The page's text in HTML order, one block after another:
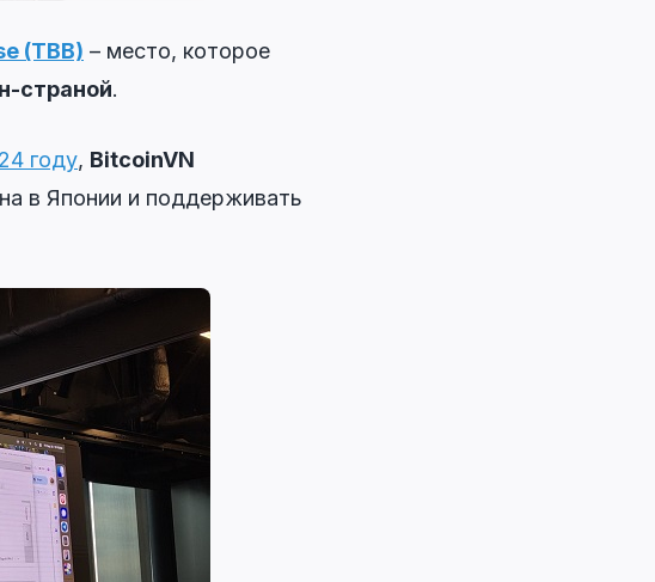
(TBB) – место, которое
страной.
году, BitcoinVN
в Японии и поддерживать